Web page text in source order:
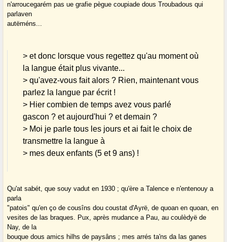
n'arroucegarém pas ue grafie pègue coupiade dous Troubadous qui
parlaven
autëméns...
> et donc lorsque vous regettez qu'au moment où
la langue était plus vivante...
> qu'avez-vous fait alors ? Rien, maintenant vous
parlez la langue par écrit !
> Hier combien de temps avez vous parlé
gascon ? et aujourd'hui ? et demain ?
> Moi je parle tous les jours et ai fait le choix de
transmettre la langue à
> mes deux enfants (5 et 9 ans) !
Qu'at sabét, que souy vadut en 1930 ; qu'ère a Talence e n'entenouy a
parla
"patois" qu'en ço de cousîns dou coustat d'Ayrë, de quoan en quoan, en
vesites de las braques. Pux, après mudance a Pau, au coulèdyë de
Nay, de la
bouque dous amics hilhs de paysâns ; mes arrés ta'ns da las ganes